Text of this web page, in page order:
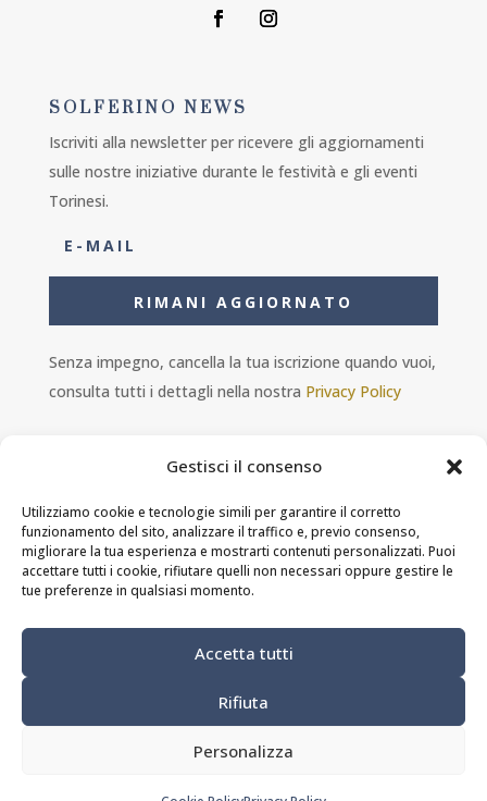
Gestisci il consenso
Utilizziamo cookie e tecnologie simili per garantire il corretto
funzionamento del sito, analizzare il traffico e, previo consenso,
migliorare la tua esperienza e mostrarti contenuti personalizzati. Puoi
accettare tutti i cookie, rifiutare quelli non necessari oppure gestire le
tue preferenze in qualsiasi momento.
Accetta tutti
Rifiuta
Personalizza
SOLFERINO NEWS
Iscriviti alla newsletter per ricevere gli aggiornamenti
sulle nostre iniziative durante le festività e gli eventi
Torinesi.
RIMANI AGGIORNATO
Senza impegno, cancella la tua iscrizione quando vuoi,
consulta tutti i dettagli nella nostra Privacy Policy
Ambra s.r.l. - P.IVA 11601460014 - PEC
ristorantesolferino@legalmail.it
Privacy Policy-Cookie Policy-Termini e
condizioni
Modifica preferenze dei cookie